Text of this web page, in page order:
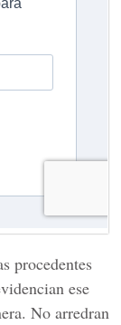
procedentes
ese
No arredran